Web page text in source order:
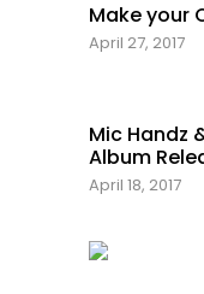
Make your
April 27, 2017
Mic Handz
Album
April 18, 2017